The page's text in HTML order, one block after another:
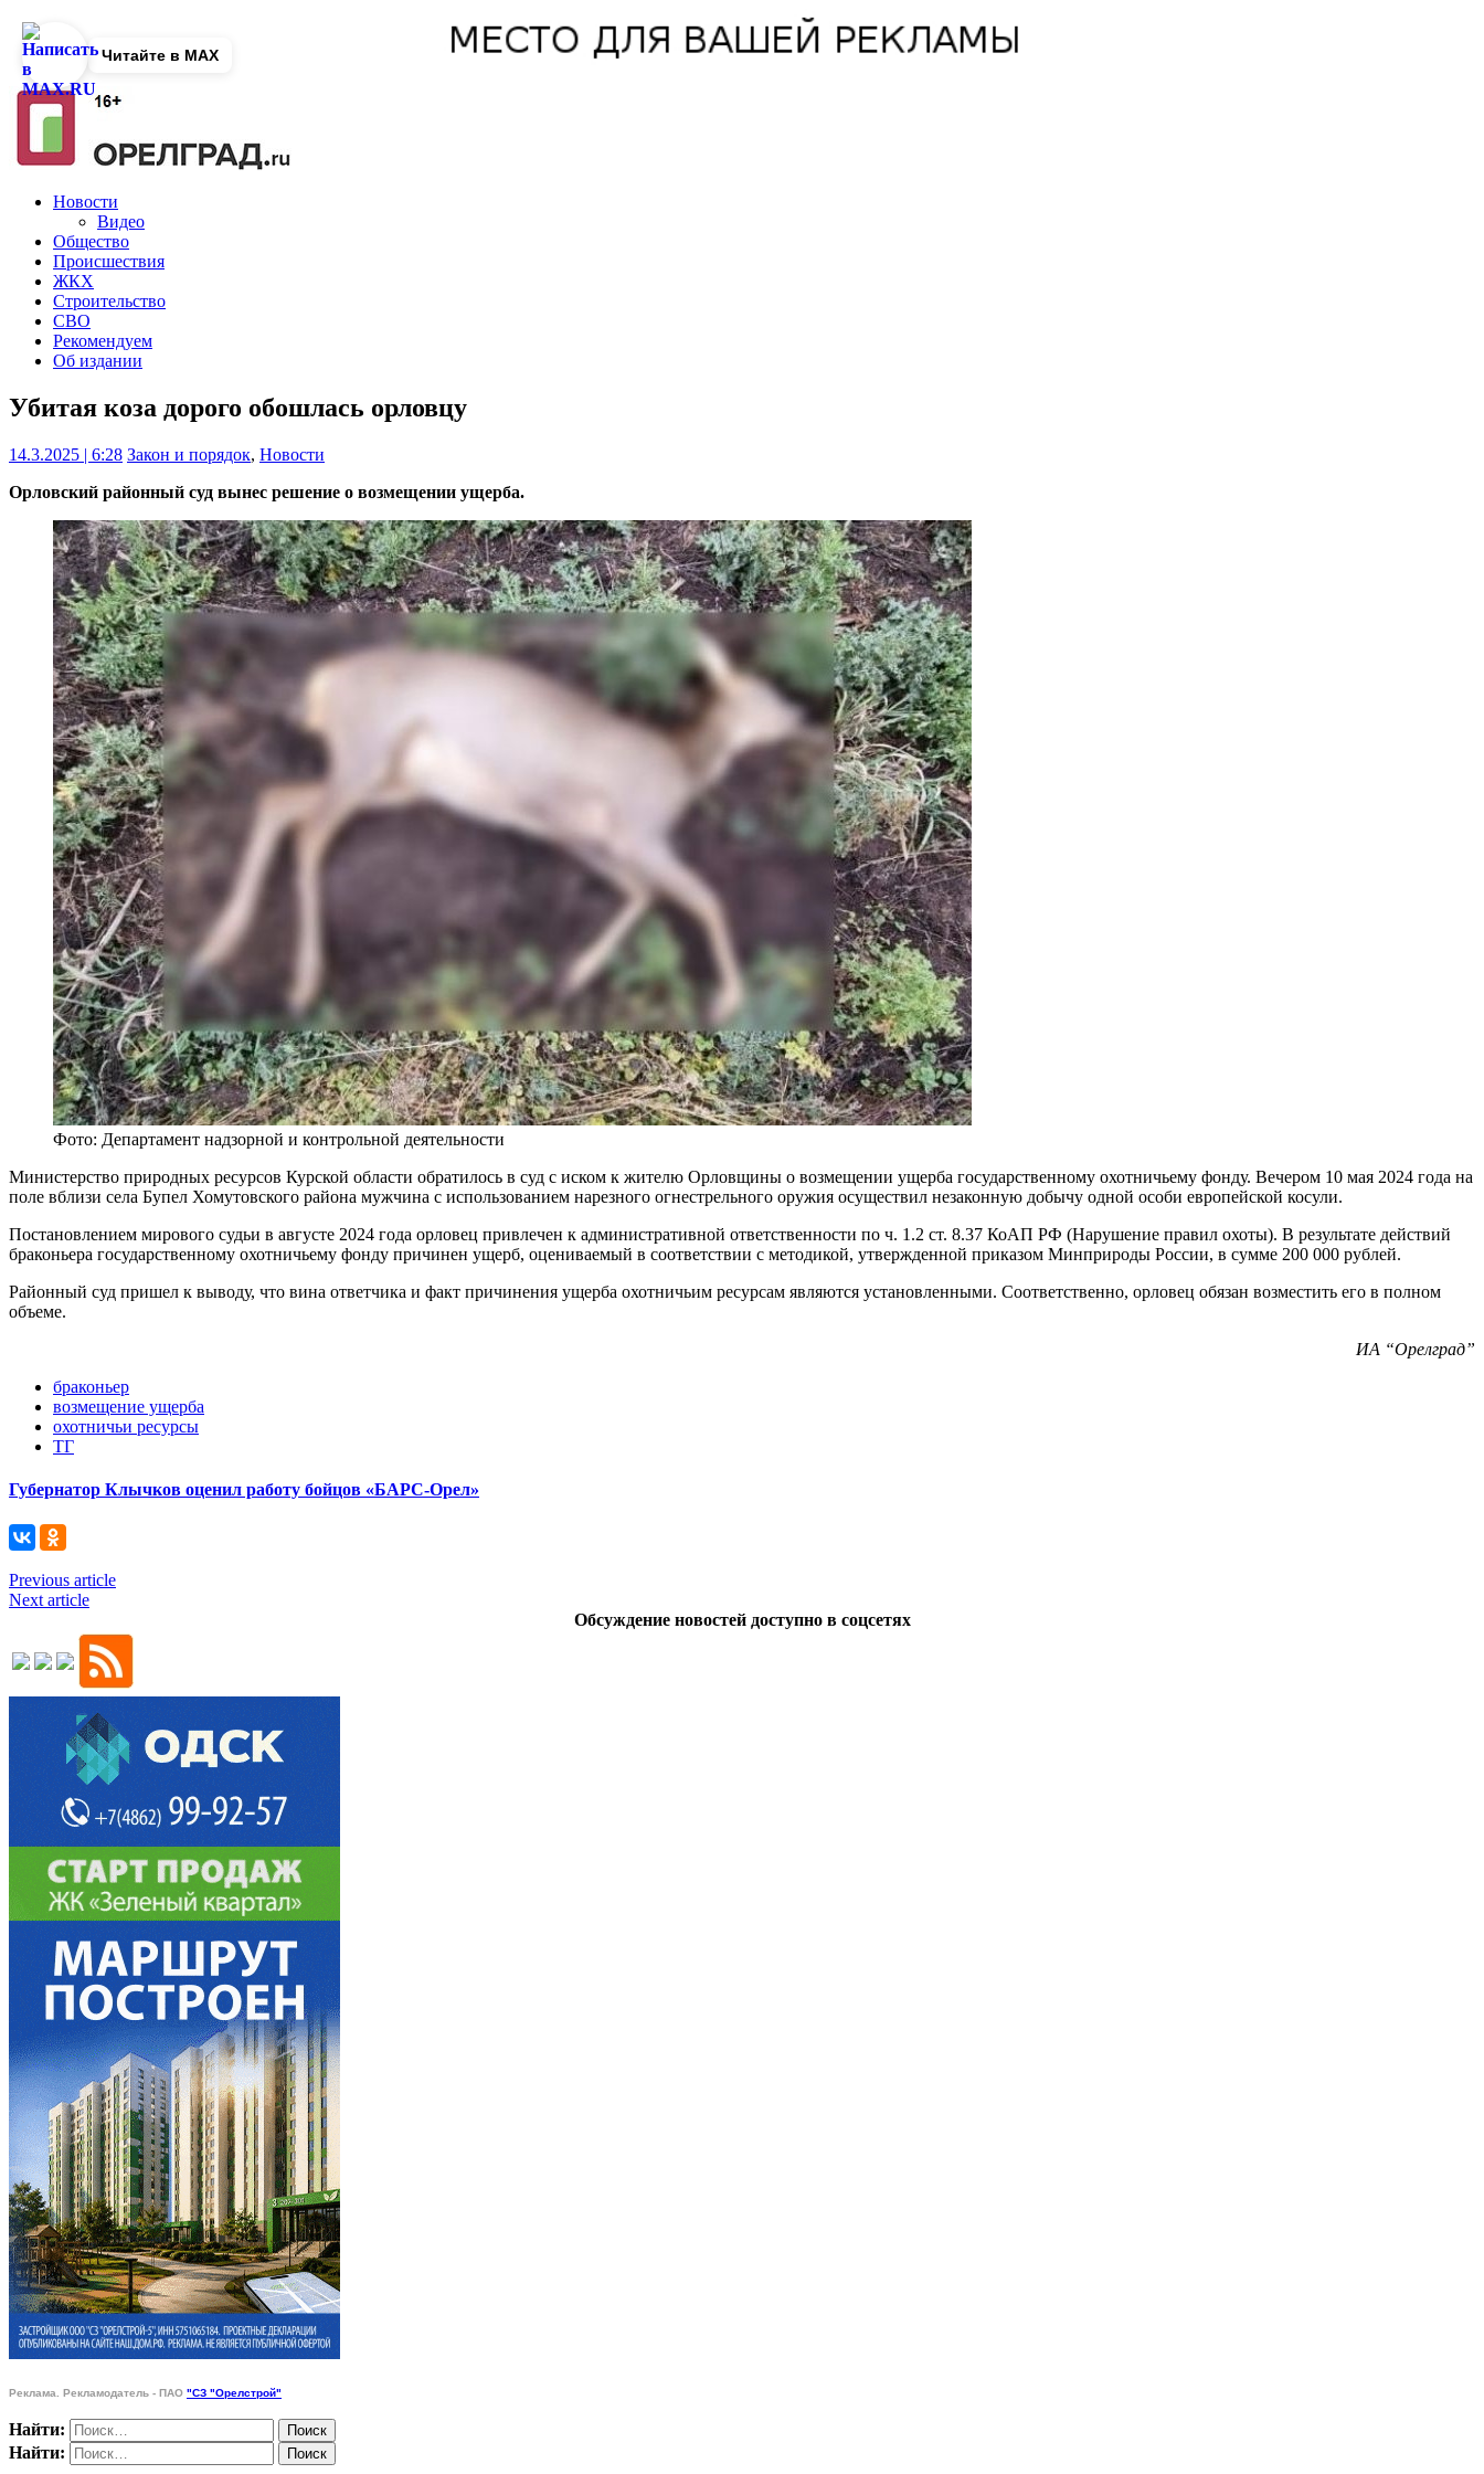
Новости
Видео
Общество
Происшествия
ЖКХ
Строительство
СВО
Рекомендуем
Об издании
Убитая коза дорого обошлась орловцу
14.3.2025 | 6:28 Закон и порядок, Новости
Орловский районный суд вынес решение о возмещении ущерба.
Фото: Департамент надзорной и контрольной деятельности
Министерство природных ресурсов Курской области обратилось в суд с иском к жителю Орловщины о возмещении ущерба государственному охотничьему фонду. Вечером 10 мая 2024 года на
поле вблизи села Бупел Хомутовского района мужчина с использованием нарезного огнестрельного оружия осуществил незаконную добычу одной особи европейской косули.
Постановлением мирового судьи в августе 2024 года орловец привлечен к административной ответственности по ч. 1.2 ст. 8.37 КоАП РФ (Нарушение правил охоты). В результате действий
браконьера государственному охотничьему фонду причинен ущерб, оцениваемый в соответствии с методикой, утвержденной приказом Минприроды России, в сумме 200 000 рублей.
Районный суд пришел к выводу, что вина ответчика и факт причинения ущерба охотничьим ресурсам являются установленными. Соответственно, орловец обязан возместить его в полном
объеме.
ИА “Орелград”
браконьер
возмещение ущерба
охотничьи ресурсы
ТГ
Губернатор Клычков оценил работу бойцов «БАРС-Орел»
Previous article
Next article
Обсуждение новостей доступно в соцсетях
Реклама. Рекламодатель - ПАО "СЗ "Орелстрой"
Найти:
Найти:
Читайте в MAX